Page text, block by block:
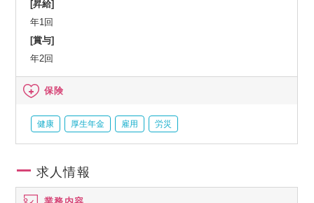
[昇給]
年1回
[賞与]
年2回
保険
健康 厚生年金 雇用 労災
求人情報